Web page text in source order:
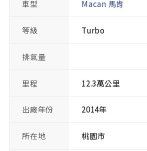
車型 Macan 馬肯
等級 Turbo
排氣量
里程 12.3萬公里
出廠年份 2014年
所在地 桃園市